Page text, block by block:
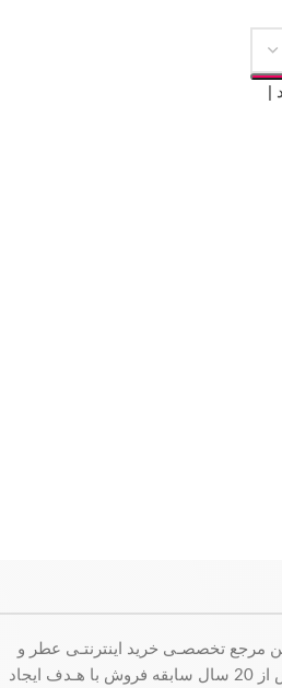
|
مرجع تخصصـی خرید اینترنتـی عطر و
ادکلن و آرایشی بهداشتی با بیش از 20 سال سابقه فروش با هـدف ایجاد